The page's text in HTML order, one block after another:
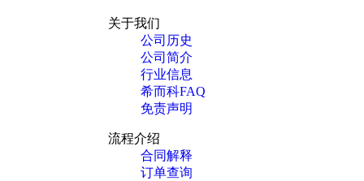
关于我们
公司历史
公司简介
行业信息
希而科FAQ
免责声明
流程介绍
合同解释
订单查询